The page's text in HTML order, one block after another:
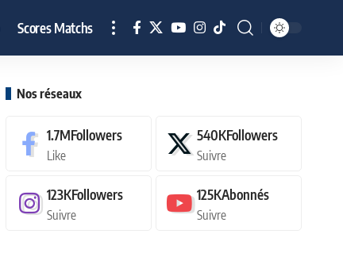
Scores Matchs
Nos réseaux
1.7MFollowers
Like
540KFollowers
Suivre
123KFollowers
Suivre
125KAbonnés
Suivre